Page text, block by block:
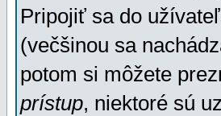
Pripojiť sa do
(večšinou sa
potom si môžete
prístup, niektoré sú